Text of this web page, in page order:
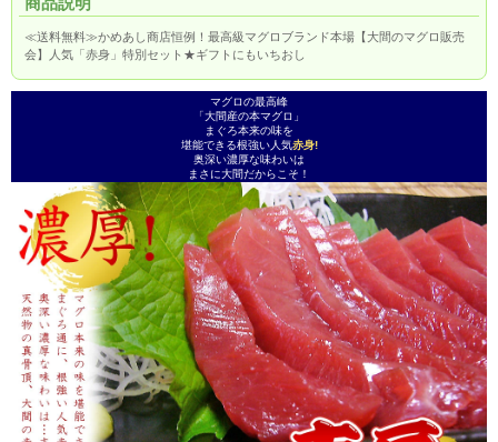
≪送料無料≫かめあし商店恒例！最高級マグロブランド本場【大間のマグロ販売
会】人気「赤身」特別セット★ギフトにもいちおし
マグロの最高峰
「大間産の本マグロ」
まぐろ本来の味を
堪能できる根強い人気赤身!
奥深い濃厚な味わいは
まさに大間だからこそ！